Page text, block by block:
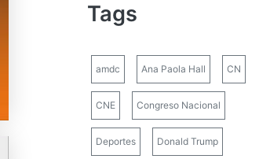
Tags
amdc Ana Paola Hall CN
CNE Congreso Nacional
Deportes Donald Trump